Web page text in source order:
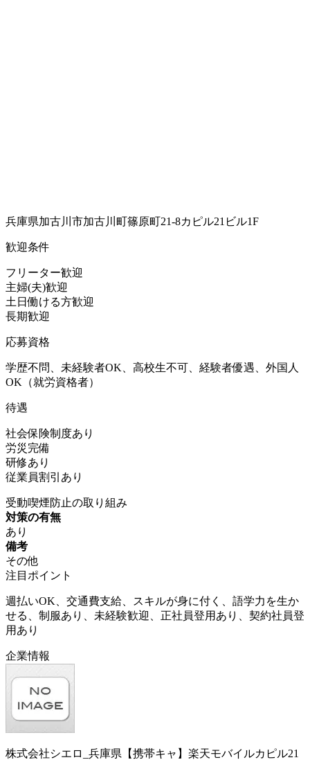
兵庫県加古川市加古川町篠原町21-8カピル21ビル1F
歓迎条件
フリーター歓迎
主婦(夫)歓迎
土日働ける方歓迎
長期歓迎
応募資格
学歴不問、未経験者OK、高校生不可、経験者優遇、外国人
OK（就労資格者）
待遇
社会保険制度あり
労災完備
研修あり
従業員割引あり
受動喫煙防止の取り組み
対策の有無
あり
備考
その他
注目ポイント
週払いOK、交通費支給、スキルが身に付く、語学力を生か
せる、制服あり、未経験歓迎、正社員登用あり、契約社員登
用あり
企業情報
株式会社シエロ_兵庫県【携帯キャ】楽天モバイルカピル21